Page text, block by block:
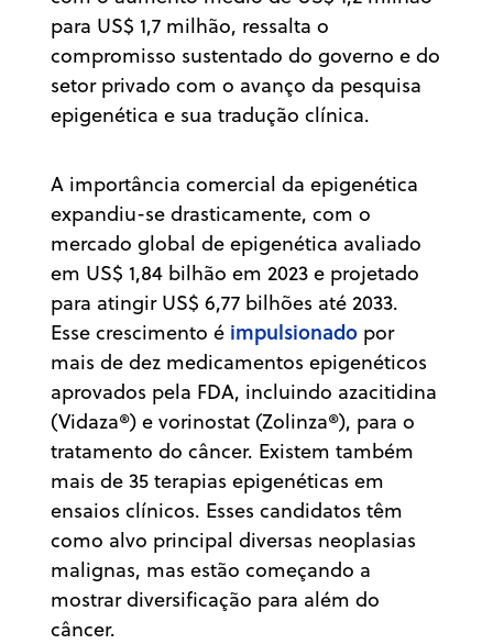
para US$ 1,7 milhão, ressalta o
compromisso sustentado do governo e do
setor privado com o avanço da pesquisa
epigenética e sua tradução clínica.
A importância comercial da epigenética
expandiu-se drasticamente, com o
mercado global de epigenética avaliado
em US$ 1,84 bilhão em 2023 e projetado
para atingir US$ 6,77 bilhões até 2033.
Esse crescimento é impulsionado por
mais de dez medicamentos epigenéticos
aprovados pela FDA, incluindo azacitidina
(Vidaza®) e vorinostat (Zolinza®), para o
tratamento do câncer. Existem também
mais de 35 terapias epigenéticas em
ensaios clínicos. Esses candidatos têm
como alvo principal diversas neoplasias
malignas, mas estão começando a
mostrar diversificação para além do
câncer.